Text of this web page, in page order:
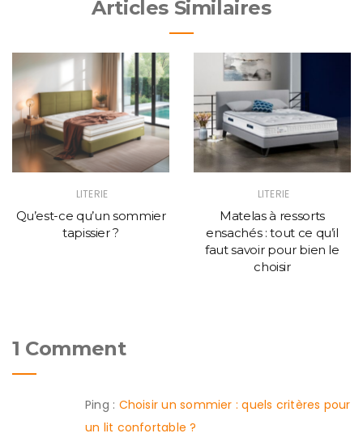
Articles Similaires
LITERIE
Qu’est-ce qu’un sommier
tapissier ?
LITERIE
Matelas à ressorts
ensachés : tout ce qu’il
faut savoir pour bien le
choisir
1 Comment
Ping : Choisir un sommier : quels critères pour
un lit confortable ?